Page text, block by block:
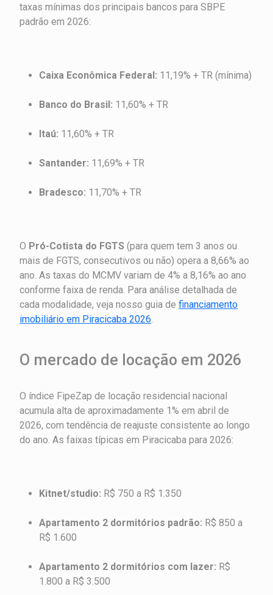
taxas mínimas dos principais bancos para SBPE
padrão em 2026:
Caixa Econômica Federal: 11,19% + TR (mínima)
Banco do Brasil: 11,60% + TR
Itaú: 11,60% + TR
Santander: 11,69% + TR
Bradesco: 11,70% + TR
O Pró-Cotista do FGTS (para quem tem 3 anos ou
mais de FGTS, consecutivos ou não) opera a 8,66% ao
ano. As taxas do MCMV variam de 4% a 8,16% ao ano
conforme faixa de renda. Para análise detalhada de
cada modalidade, veja nosso guia de financiamento
imobiliário em Piracicaba 2026.
O mercado de locação em 2026
O índice FipeZap de locação residencial nacional
acumula alta de aproximadamente 1% em abril de
2026, com tendência de reajuste consistente ao longo
do ano. As faixas típicas em Piracicaba para 2026:
Kitnet/studio: R$ 750 a R$ 1.350
Apartamento 2 dormitórios padrão: R$ 850 a
R$ 1.600
Apartamento 2 dormitórios com lazer: R$
1.800 a R$ 3.500